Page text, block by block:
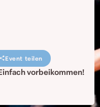
Event teilen
vorbeikommen!